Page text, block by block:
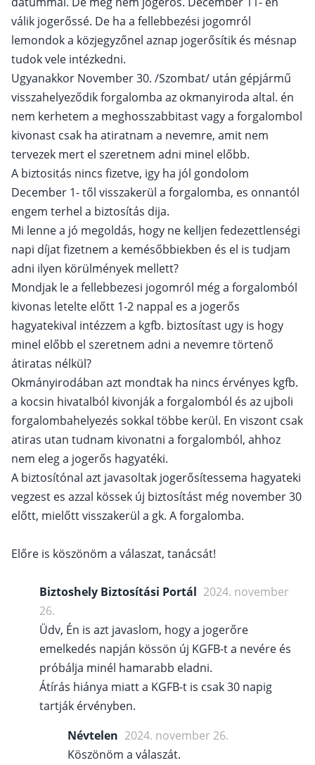
válik jogerőssé. De ha a fellebbezési jogomról
lemondok a közjegyzőnel aznap jogerősítik és mésnap
tudok vele intézkedni.
Ugyanakkor November 30. /Szombat/ után gépjármű
visszahelyeződik forgalomba az okmanyiroda altal. én
nem kerhetem a meghosszabbitast vagy a forgalombol
kivonast csak ha atiratnam a nevemre, amit nem
tervezek mert el szeretnem adni minel előbb.
A biztositás nincs fizetve, igy ha jól gondolom
December 1- től visszakerül a forgalomba, es onnantól
engem terhel a biztosítás dija.
Mi lenne a jó megoldás, hogy ne kelljen fedezettlenségi
napi díjat fizetnem a kemésőbbiekben és el is tudjam
adni ilyen körülmények mellett?
Mondjak le a fellebbezesi jogomról még a forgalomból
kivonas letelte előtt 1-2 nappal es a jogerős
hagyatekival intézzem a kgfb. biztosítast ugy is hogy
minel előbb el szeretnem adni a nevemre törtenő
átiratas nélkül?
Okmányirodában azt mondtak ha nincs érvényes kgfb.
a kocsin hivatalból kivonják a forgalomból és az ujboli
forgalombahelyezés sokkal többe kerül. En viszont csak
atiras utan tudnam kivonatni a forgalomból, ahhoz
nem eleg a jogerős hagyatéki.
A biztosítónal azt javasoltak jogerősítessema hagyateki
vegzest es azzal kössek új biztosítást még november 30
előtt, mielőtt visszakerül a gk. A forgalomba.
Előre is köszönöm a válaszat, tanácsát!
Biztoshely Biztosítási Portál 2024. november
26.
Üdv, Én is azt javaslom, hogy a jogerőre
emelkedés napján kössön új KGFB-t a nevére és
próbálja minél hamarabb eladni.
Átírás hiánya miatt a KGFB-t is csak 30 napig
tartják érvényben.
Névtelen 2024. november 26.
Köszönöm a válaszát.